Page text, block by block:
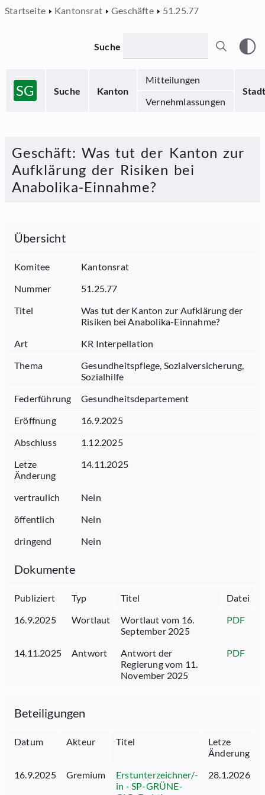
Startseite Kantonsrat Geschäfte 51.25.77
SG Suche Kanton
Mitteilungen
Stadt
Vernehmlassungen
Suche
Geschäft: Was tut der Kanton zur
Aufklärung der Risiken bei
Anabolika-Einnahme?
Übersicht
Komitee
Kantonsrat
Nummer
51.25.77
Titel
Was tut der Kanton zur Aufklärung der
Risiken bei Anabolika-Einnahme?
Art
KR Interpellation
Thema
Gesundheitspflege, Sozialversicherung,
Sozialhilfe
Federführung
Gesundheitsdepartement
Eröffnung
16.9.2025
Abschluss
1.12.2025
Letze
Änderung
14.11.2025
vertraulich
Nein
öffentlich
Nein
dringend
Nein
Dokumente
Publiziert Typ Titel
Datei
16.9.2025
Wortlaut
Wortlaut vom 16.
September 2025
PDF
14.11.2025 Antwort
Antwort der
Regierung vom 11.
November 2025
PDF
Beteiligungen
Datum Akteur Titel
Letze
Änderung
16.9.2025
Gremium
Erstunterzeichner/-
in - SP-GRÜNE-
28.1.2026